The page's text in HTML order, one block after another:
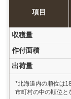
項目
収穫量
作付面積
出荷量
*北海道内の順位は
市町村の中の順位と